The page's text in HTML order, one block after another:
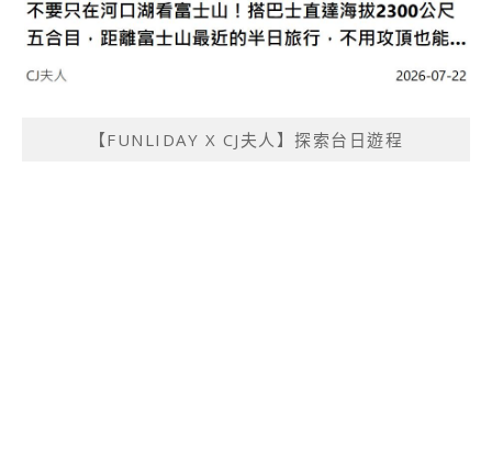
【FUNLIDAY X CJ夫人】探索台日遊程